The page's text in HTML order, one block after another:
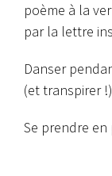
poème à la
par la lettre
Danser
(et transpirer !)
Se prendre